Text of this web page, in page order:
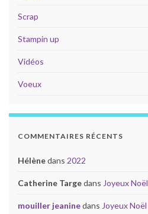
Scrap
Stampin up
Vidéos
Voeux
COMMENTAIRES RÉCENTS
Hélènedans 2022
Catherine Targedans Joyeux Noël
mouiller jeaninedans Joyeux Noël